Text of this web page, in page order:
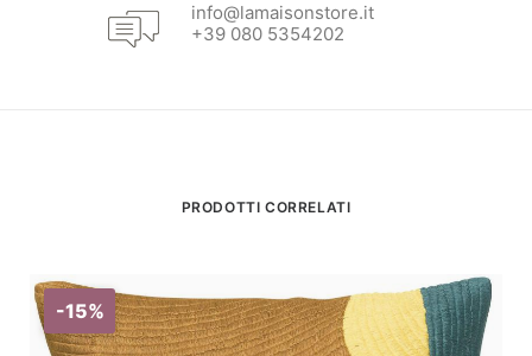
info@lamaisonstore.it
+39 080 5354202
PRODOTTI CORRELATI
-15%